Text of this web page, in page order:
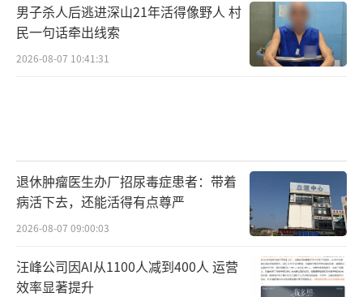
男子杀人后逃进深山21年活得像野人 村
民一句话牵出线索
2026-08-07 10:41:31
退休肿瘤医生办厂招尿毒症患者：带着
病活下去，还能活得有点尊严
2026-08-07 09:00:03
汪峰公司因AI从1100人减到400人 运营
效率显著提升